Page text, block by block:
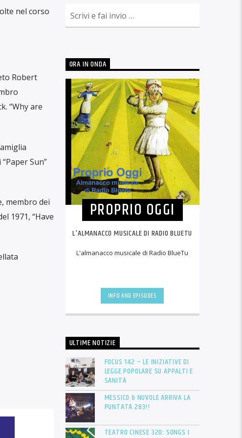
nel corso
Robert
“Why are
Sun”
membro dei
1971, “Have
ORA IN ONDA
PROPRIO OGGI
L'ALMANACCO MUSICALE DI RADIO BLUETU
L'almanacco musicale di Radio BlueTu
INFO AND EPISODES
ULTIME NOTIZIE
FOCUS 142 – LE INIZIATIVE DI
LEGGE POPOLARE SU APPALTI E
SANITÀ
MESSICO & NUVOLE ARRIVA LA
PUNTATA 283!!
TEATRO CINESE 320: SONGS I